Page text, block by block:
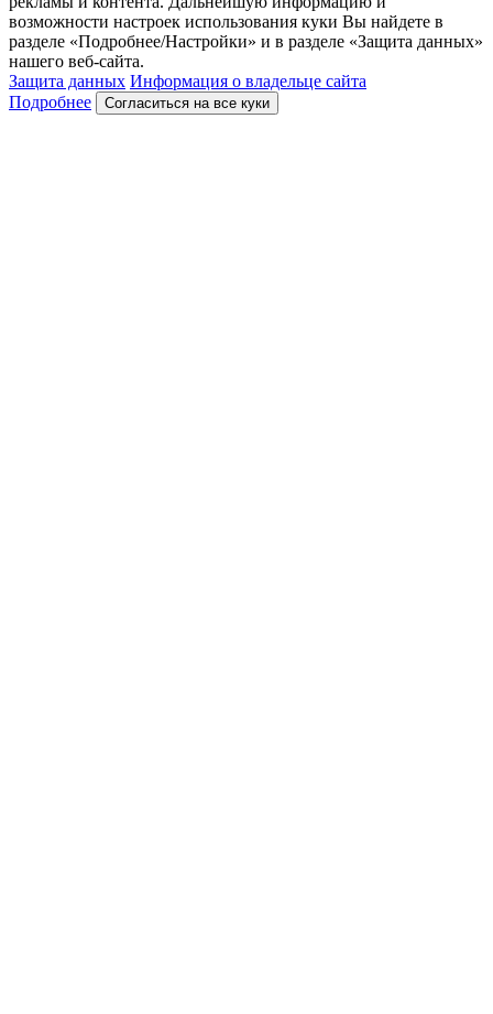
возможности настроек использования куки Вы найдете в
разделе «Подробнее/Настройки» и в разделе «Защита данных»
нашего веб-сайта.
Защита данных Информация о владельце сайта
Подробнее
Согласиться на все куки